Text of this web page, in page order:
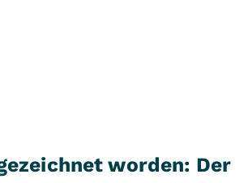
worden: Der